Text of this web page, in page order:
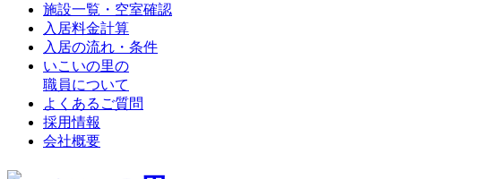
施設一覧・空室確認
入居料金計算
入居の流れ・条件
いこいの里の
職員について
よくあるご質問
採用情報
会社概要